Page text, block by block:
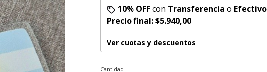
10% OFFcon Transferencia o Efectivo
Precio final:$5.940,00
Ver cuotas y descuentos
Cantidad